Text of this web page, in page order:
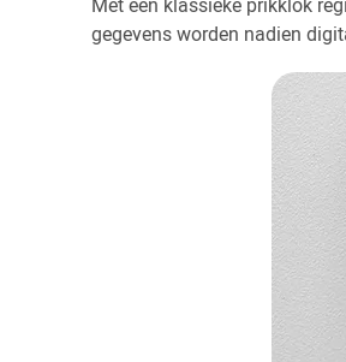
gegevens worden nadien